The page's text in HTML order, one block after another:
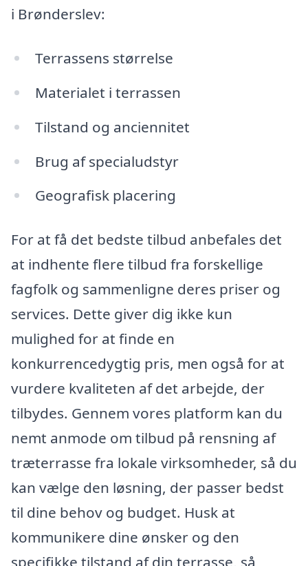
i Brønderslev:
Terrassens størrelse
Materialet i terrassen
Tilstand og anciennitet
Brug af specialudstyr
Geografisk placering
For at få det bedste tilbud anbefales det
at indhente flere tilbud fra forskellige
fagfolk og sammenligne deres priser og
services. Dette giver dig ikke kun
mulighed for at finde en
konkurrencedygtig pris, men også for at
vurdere kvaliteten af det arbejde, der
tilbydes. Gennem vores platform kan du
nemt anmode om tilbud på rensning af
træterrasse fra lokale virksomheder, så du
kan vælge den løsning, der passer bedst
til dine behov og budget. Husk at
kommunikere dine ønsker og den
specifikke tilstand af din terrasse, så